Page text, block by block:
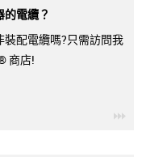
的電纜？
裝配電纜嗎?只需訪問我
商店!